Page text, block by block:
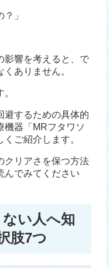
」
影響を考えると、で
ありません。
避するための具体的
機器「MRフタワソ
ご紹介します。
クリアさを保つ方法
んでみてください
い人へ知
肢7つ